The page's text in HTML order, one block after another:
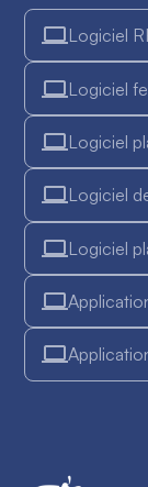
Logiciel
Logiciel
Logiciel
Logiciel
Logiciel